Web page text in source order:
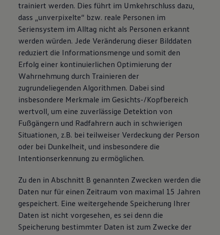
trainiert werden. Dies führt im Umkehrschluss dazu,
dass „unverpixelte“ bzw. reale Personen im
Seriensystem im Alltag nicht als Personen erkannt
werden würden. Jede Veränderung dieser Bilddaten
reduziert die Informationsmenge und somit den
Erfolg einer kontinuierlichen Optimierung der
Wahrnehmung durch Trainieren der
zugrundeliegenden Algorithmen. Dabei sind
insbesondere Merkmale im Gesichts-/Kopfbereich
wertvoll, um eine zuverlässige Detektion von
Fußgängern und Radfahrern auch in schwierigen
Situationen, z.B. bei teilweiser Verdeckung der Person
oder bei Dunkelheit, und insbesondere die
Intentionserkennung zu ermöglichen.
Zu den in Abschnitt B genannten Zwecken werden die
Daten nur für einen Zeitraum von maximal 15 Jahren
gespeichert. Eine weitergehende Speicherung Ihrer
Daten ist nicht vorgesehen, es sei denn die
Speicherung bestimmter Daten ist zum Zwecke der